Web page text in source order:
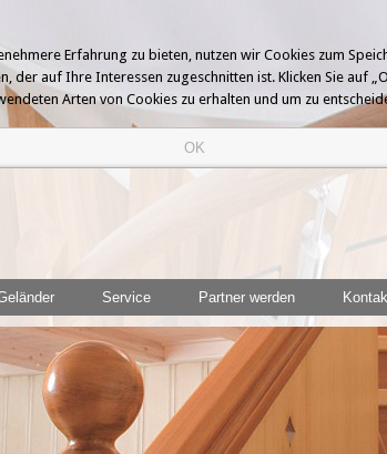
Erfahrung zu bieten, nutzen wir Cookies zum
auf Ihre Interessen zugeschnitten ist. Klicken Sie auf
Arten von Cookies zu erhalten und um zu
Service Partner werden